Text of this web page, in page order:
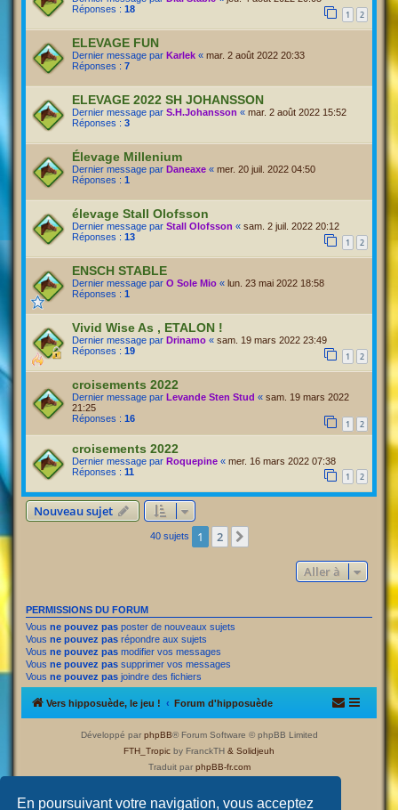
En poursuivant votre navigation, vous acceptez
Réponses : 18 1 2
ELEVAGE FUN
Dernier message par Karlek « mar. 2 août 2022 20:33
Réponses : 7
ELEVAGE 2022 SH JOHANSSON
Dernier message par S.H.Johansson « mar. 2 août 2022 15:52
Réponses : 3
Élevage Millenium
Dernier message par Daneaxe « mer. 20 juil. 2022 04:50
Réponses : 1
élevage Stall Olofsson
Dernier message par Stall Olofsson « sam. 2 juil. 2022 20:12
Réponses : 13 1 2
ENSCH STABLE
Dernier message par O Sole Mio « lun. 23 mai 2022 18:58
Réponses : 1
Vivid Wise As , ETALON !
Dernier message par Drinamo « sam. 19 mars 2022 23:49
Réponses : 19 1 2
croisements 2022
Dernier message par Levande Sten Stud « sam. 19 mars 2022
21:25
Réponses : 16 1 2
croisements 2022
Dernier message par Roquepine « mer. 16 mars 2022 07:38
Réponses : 11 1 2
Nouveau sujet
40 sujets 1 2
Aller à
PERMISSIONS DU FORUM
Vous ne pouvez pas poster de nouveaux sujets
Vous ne pouvez pas répondre aux sujets
Vous ne pouvez pas modifier vos messages
Vous ne pouvez pas supprimer vos messages
Vous ne pouvez pas joindre des fichiers
Vers hipposuède, le jeu ! Forum d'hipposuède
Développé par phpBB® Forum Software © phpBB Limited
FTH_Tropic by FranckTH & Solidjeuh
Traduit par phpBB-fr.com